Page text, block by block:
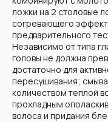
ложки на 2 столовые
согревающего
предварительного
Независимо от типа
головы не должна
достаточно для
пересушивания;
количеством теплой
прохладным
волоса и придания